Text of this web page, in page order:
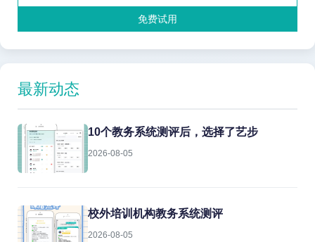
免费试用
最新动态
10个教务系统测评后，选择了艺步
2026-08-05
校外培训机构教务系统测评
2026-08-05